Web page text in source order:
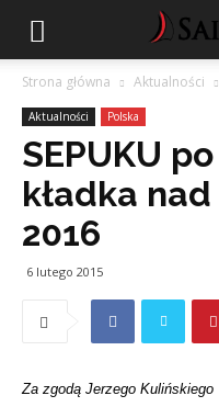
Strona główna Aktualności
Aktualności Polska
SEPUKU
kładka
2016
6 lutego 2015
Za zgodą Jerzego Kulińskiego